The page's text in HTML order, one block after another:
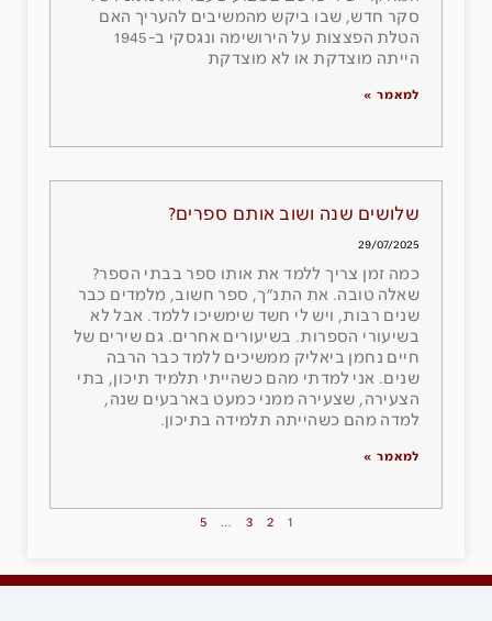
סקר חדש, שבו ביקש מהמשיבים להעריך האם
הטלת הפצצות על הירושימה ונגסקי ב-1945
הייתה מוצדקת או לא מוצדקת
למאמר »
שלושים שנה ושוב אותם ספרים?
29/07/2025
כמה זמן צריך ללמד את אותו ספר בבתי הספר?
שאלה טובה. את התנ״ך, ספר חשוב, מלמדים כבר
שנים רבות, ויש לי חשד שימשיכו ללמד. אבל לא
בשיעורי הספרות. בשיעורים אחרים. גם שירים של
חיים נחמן ביאליק ממשיכים ללמד כבר הרבה
שנים. אני למדתי מהם כשהייתי תלמיד תיכון, בתי
הצעירה, שצעירה ממני כמעט בארבעים שנה,
למדה מהם כשהייתה תלמידה בתיכון.
למאמר »
1
2
3
…
5